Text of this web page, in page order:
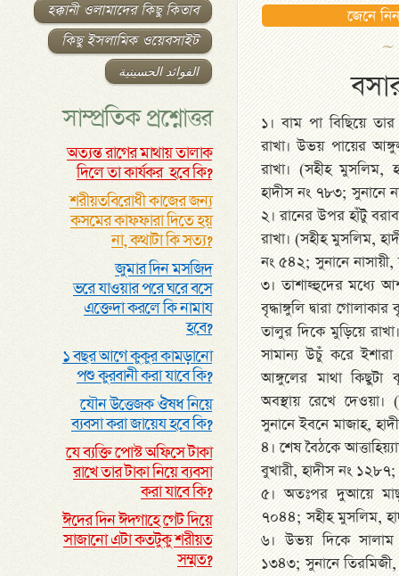
হক্কানী ওলামাদের কিছু কিতাব
কিছু ইসলামিক ওয়েবসাইট
الفوائد الحسينية
সাম্প্রতিক প্রশ্নোত্তর
অত্যন্ত রাগের মাথায় তালাক
দিলে তা কার্যকর হবে কি?
শরীয়তবিরোধী কাজের জন্য
কসমের কাফফারা দিতে হয়
না, কথাটা কি সত্য?
জুমার দিন মসজিদ
ভরে যাওয়ার পরে ঘরে বসে
এক্তেদা করলে কি নামায
হবে?
১ বছর আগে কুকুর কামড়ানো
পশু কুরবানী করা যাবে কি?
যৌন উত্তেজক ঔষধ নিয়ে
ব্যবসা করা জায়েয হবে কি?
যে ব্যক্তি পোস্ট অফিসে টাকা
রাখে তার টাকা নিয়ে ব্যবসা
করা যাবে কি?
ঈদের দিন ঈদগাহে গেট দিয়ে
সাজানো এটা কতটুকু শরীয়ত
সম্মত?
জেনে
১। বাম পা বিছিয়ে
রাখা। উভয় পায়ের
রাখা। (সহীহ
হাদীস নং ৭৮৩; সুনানে
২। রানের উপর হাঁটু
রাখা। (সহীহ মুসলিম,
নং ৫৪২; সুনানে
৩। তাশাহ্হুদের মধ্যে
বৃদ্ধাঙ্গুলি দ্বারা
তালুর দিকে মুড়িয়ে
সামান্য উচুঁ করে
আঙ্গুলের মাথা কিছুটা
অবস্থায় রেখে
সুনানে ইবনে মাজাহ,
৪। শেষ বৈঠকে
বুখারী, হাদীস নং
৫। অতঃপর দুআয়ে
৭০৪৪; সহীহ মুসলিম,
৬। উভয় দিকে সালাম
১৩৪৩; সুনানে